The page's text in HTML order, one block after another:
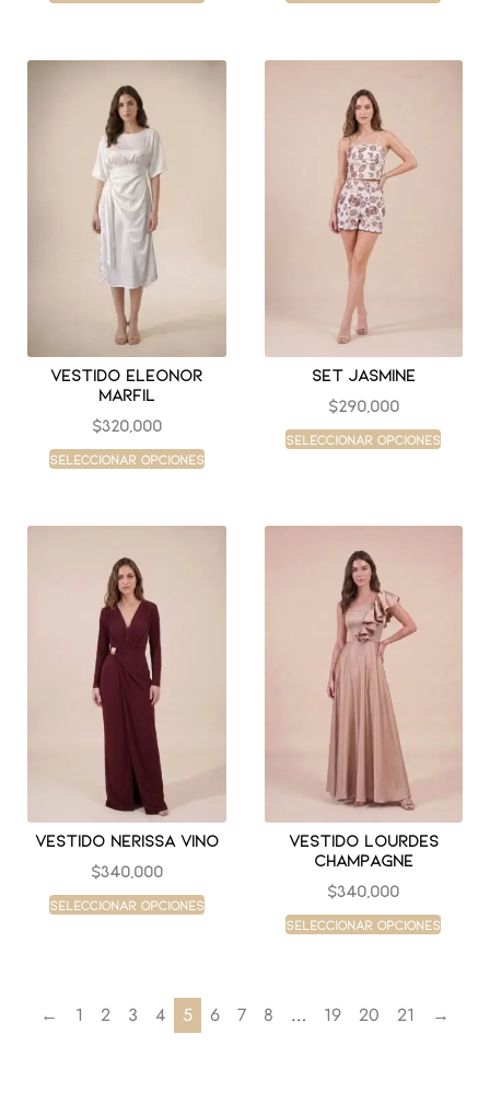
Vestido eleonor
marfil
$320,000
Seleccionar opciones
Set jasmine
$290,000
Seleccionar opciones
Vestido nerissa vino
$340,000
Seleccionar opciones
Vestido lourdes
champagne
$340,000
Seleccionar opciones
← 1 2 3 4 5 6 7 8 … 19 20 21 →